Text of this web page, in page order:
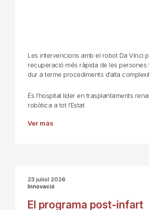
Les intervencions amb el robot Da Vinci
recuperació més ràpida de les persones
dur a terme procediments d’alta
És l’hospital líder en trasplantaments
robòtica a tot l’Estat
Ver más
23 juliol 2026
Innovació
El programa post-infart